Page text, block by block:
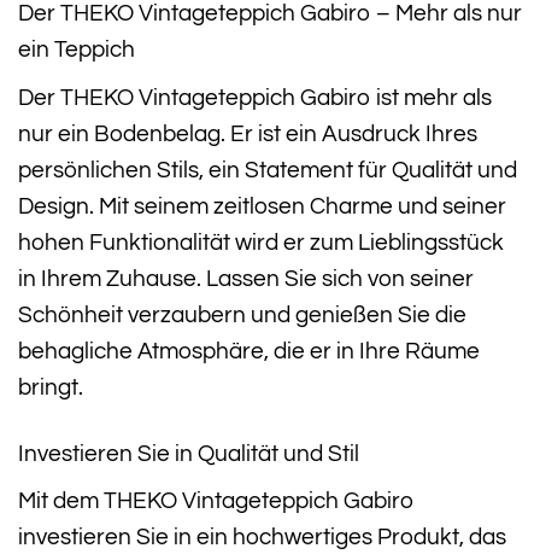
Der THEKO Vintageteppich Gabiro – Mehr als nur
ein Teppich
Der THEKO Vintageteppich Gabiro ist mehr als
nur ein Bodenbelag. Er ist ein Ausdruck Ihres
persönlichen Stils, ein Statement für Qualität und
Design. Mit seinem zeitlosen Charme und seiner
hohen Funktionalität wird er zum Lieblingsstück
in Ihrem Zuhause. Lassen Sie sich von seiner
Schönheit verzaubern und genießen Sie die
behagliche Atmosphäre, die er in Ihre Räume
bringt.
Investieren Sie in Qualität und Stil
Mit dem THEKO Vintageteppich Gabiro
investieren Sie in ein hochwertiges Produkt, das